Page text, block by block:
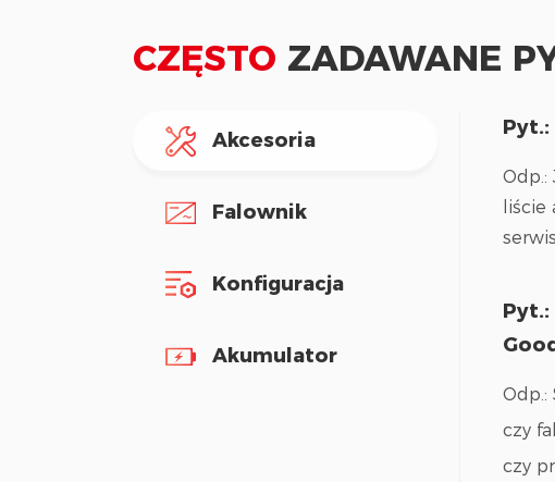
CZĘSTO ZADAWANE
Akcesoria
Falownik
Konfiguracja
Akumulator
Odp.:
Odp.:
czy
czy